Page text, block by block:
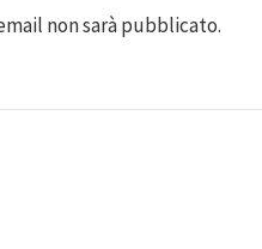
non sarà pubblicato.